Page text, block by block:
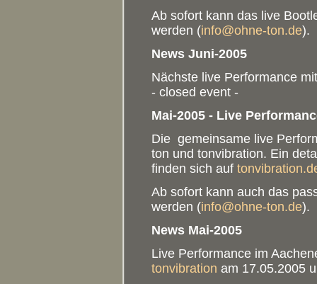
Ab sofort kann das live
werden (info@ohne-ton.de).
News Juni-2005
Nächste live Performance
- closed event -
Mai-2005 - Live
Die gemeinsame live
ton und tonvibration. Ein
finden sich auf
Ab sofort kann auch das
werden (info@ohne-ton.de).
News Mai-2005
Live Performance im
tonvibration am 17.05.2005